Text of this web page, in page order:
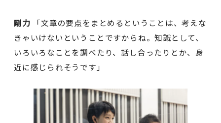
剛力 「文章の要点をまとめるということは、考えな
きゃいけないということですからね。知識として、
いろいろなことを調べたり、話し合ったりとか、身
近に感じられそうです」